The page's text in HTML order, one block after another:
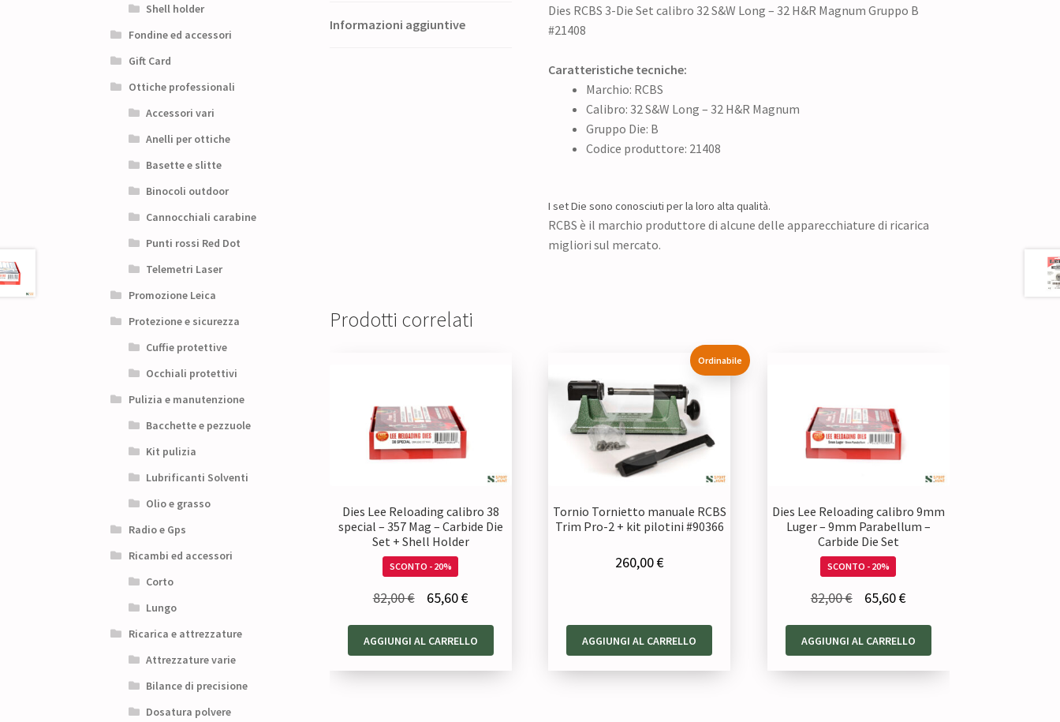
Informazioni aggiuntive
Dies RCBS 3-Die Set calibro 32 S&W Long – 32 H&R Magnum Gruppo B
#21408
Caratteristiche tecniche:
Marchio: RCBS
Calibro: 32 S&W Long – 32 H&R Magnum
Gruppo Die: B
Codice produttore: 21408
I set Die sono conosciuti per la loro alta qualità.
RCBS è il marchio produttore di alcune delle apparecchiature di ricarica
migliori sul mercato.
Prodotti correlati
Dies Lee Reloading calibro 38
special – 357 Mag – Carbide Die
Set + Shell Holder
SCONTO - 20%
82,00€
originale
65,60€Il
attuale
AGGIUNGI AL CARRELLO
Ordinabile
Tornio Tornietto manuale RCBS
Trim Pro-2 + kit pilotini #90366
260,00€
AGGIUNGI AL CARRELLO
Dies Lee Reloading calibro 9mm
Luger – 9mm Parabellum –
Carbide Die Set
SCONTO - 20%
82,00€
originale
65,60€Il
attuale
AGGIUNGI AL CARRELLO
Shell holder
Fondine ed accessori
Gift Card
Ottiche professionali
Accessori vari
Anelli per ottiche
Basette e slitte
Binocoli outdoor
Cannocchiali carabine
Punti rossi Red Dot
Telemetri Laser
Promozione Leica
Protezione e sicurezza
Cuffie protettive
Occhiali protettivi
Pulizia e manutenzione
Bacchette e pezzuole
Kit pulizia
Lubrificanti Solventi
Olio e grasso
Radio e Gps
Ricambi ed accessori
Corto
Lungo
Ricarica e attrezzature
Attrezzature varie
Bilance di precisione
Dosatura polvere